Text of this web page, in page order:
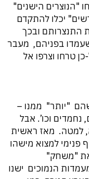
"הנוצרים הישנים"
יכלו להתקדם
התנצרותם ובכך
בפניהם, מעבר
טרחו וצרפו אל
"יותר" ממנו –
נחמדים וכו’. אבל
למטה. מאז ראשית
פנימי למצוא מישהו
את "משחק"
הנמוכים ישנו